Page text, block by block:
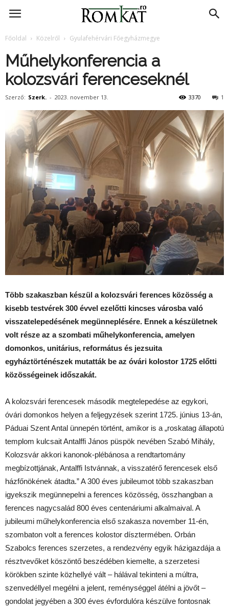
RomKat.ro
Főoldal Közelről Gyulafehérvári Főegyházmegye
Műhelykonferencia a
kolozsvári ferenceseknél
Szerző: Szerk. - 2023. november 13. 1
3370
Több szakaszban készül a kolozsvári ferences közösség a
kisebb testvérek 300 évvel ezelőtti kincses városba való
visszatelepedésének megünneplésére. Ennek a készületnek
volt része az a szombati műhelykonferencia, amelyen
domonkos, unitárius, református és jezsuita
egyháztörténészek mutatták be az óvári kolostor 1725 előtti
közösségeinek időszakát.
A kolozsvári ferencesek második megtelepedése az egykori,
óvári domonkos helyen a feljegyzések szerint 1725. június 13-án,
Páduai Szent Antal ünnepén történt, amikor is a „roskatag állapotú
templom kulcsait Antalffi János püspök nevében Szabó Mihály,
Kolozsvár akkori kanonok-plébánosa a rendtartomány
megbízottjának, Antalffi Istvánnak, a visszatérő ferencesek első
házfőnökének átadta.” A 300 éves jubileumot több szakaszban
igyekszik megünnepelni a ferences közösség, összhangban a
ferences nagycsalád 800 éves centenáriumi alkalmaival. A
jubileumi műhelykonferencia első szakasza november 11-én,
szombaton volt a ferences kolostor dísztermében. Orbán
Szabolcs ferences szerzetes, a rendezvény egyik házigazdája a
résztvevőket köszöntő beszédében kiemelte, a szerzetesi
körökben szinte közhellyé vált – hálával tekinteni a múltra,
szenvedéllyel megélni a jelent, reménységgel átélni a jövőt –
gondolat jegyében a 300 éves évfordulóra készülve fontosnak